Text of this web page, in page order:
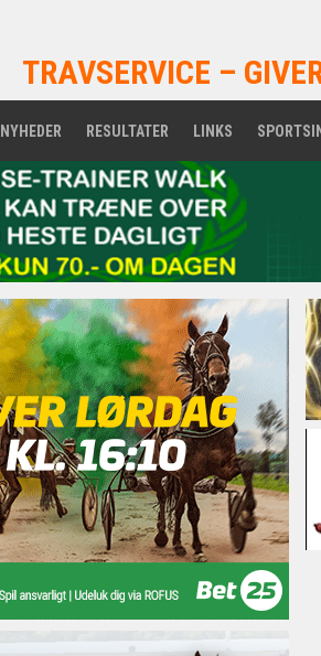
TRAVSERVICE –
NYHEDER RESULTATER LINKS